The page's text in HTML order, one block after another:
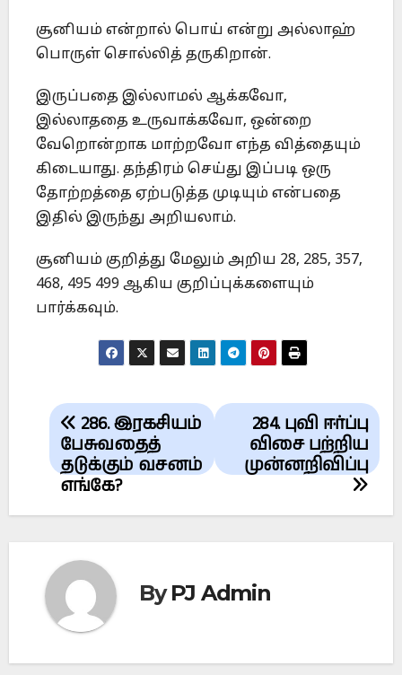
சூனியம் என்றால் பொய் என்று அல்லாஹ்
பொருள் சொல்லித் தருகிறான்.
இருப்பதை இல்லாமல் ஆக்கவோ,
இல்லாததை உருவாக்கவோ, ஒன்றை
வேறொன்றாக மாற்றவோ எந்த வித்தையும்
கிடையாது. தந்திரம் செய்து இப்படி ஒரு
தோற்றத்தை ஏற்படுத்த முடியும் என்பதை
இதில் இருந்து அறியலாம்.
சூனியம் குறித்து மேலும் அறிய 28, 285, 357,
468, 495 499 ஆகிய குறிப்புக்களையும்
பார்க்கவும்.
Post
navigation
284. புவி ஈர்ப்பு
விசை பற்றிய
முன்னறிவிப்பு
286. இரகசியம்
பேசுவதைத்
தடுக்கும் வசனம்
எங்கே?
ByPJ Admin